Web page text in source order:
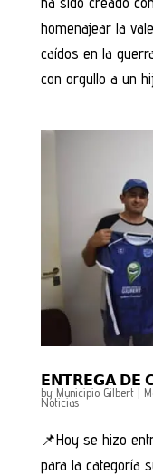
homenajear la
caídos en la
con orgullo a un
𝗘𝗡𝗧𝗥𝗘𝗚𝗔 𝗗𝗘
by Municipio Gilbert|
Noticias
📌Hoy se hizo
para la categoría